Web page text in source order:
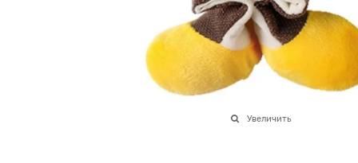
Увеличить